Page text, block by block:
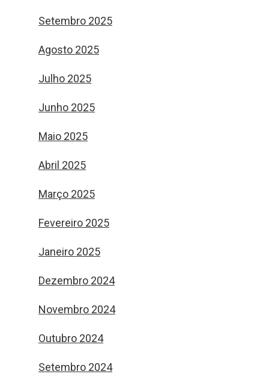
Setembro 2025
Agosto 2025
Julho 2025
Junho 2025
Maio 2025
Abril 2025
Março 2025
Fevereiro 2025
Janeiro 2025
Dezembro 2024
Novembro 2024
Outubro 2024
Setembro 2024